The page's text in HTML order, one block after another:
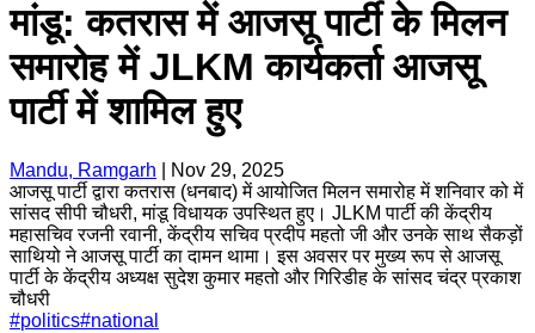
मांडू: कतरास में आजसू पार्टी के मिलन
समारोह में JLKM कार्यकर्ता आजसू
पार्टी में शामिल हुए
Mandu, Ramgarh
Nov 29, 2025
आजसू पार्टी द्वारा कतरास (धनबाद) में आयोजित मिलन समारोह में शनिवार को में
सांसद सीपी चौधरी, मांडू विधायक उपस्थित हुए। JLKM पार्टी की केंद्रीय
महासचिव रजनी रवानी, केंद्रीय सचिव प्रदीप महतो जी और उनके साथ सैकड़ों
साथियो ने आजसू पार्टी का दामन थामा। इस अवसर पर मुख्य रूप से आजसू
पार्टी के केंद्रीय अध्यक्ष सुदेश कुमार महतो और गिरिडीह के सांसद चंद्र प्रकाश
चौधरी
#politics#national